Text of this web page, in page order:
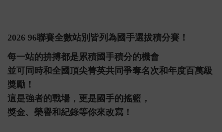
2026 96聯賽全數站別皆列為國手選拔積分賽！
每一站的拚搏都是累積國手積分的機會
並可同時和全國頂尖菁英共同爭奪名次和年度百萬級
獎勵！
這是強者的戰場，更是國手的搖籃，
獎金、榮譽和紀錄等你來改寫！